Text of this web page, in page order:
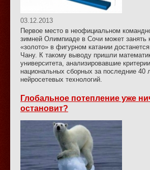
03.12.2013
Первое место в неофициальном
зимней Олимпиаде в Сочи может
«золото» в фигурном катании
Чану. К такому выводу пришли
университета, анализировавшие
национальных сборных за последние
нейросетевых технологий.
Глобальное потепление уже
остановит?